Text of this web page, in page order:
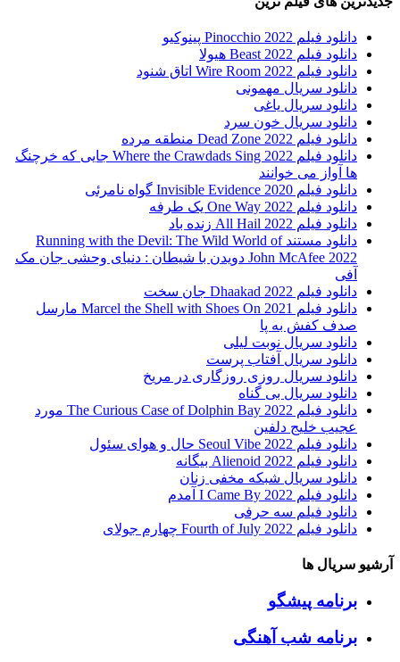
دانلود فیلم Pinocchio 2022 پینوکیو
دانلود فیلم Beast 2022 هیولا
دانلود فیلم Wire Room 2022 اتاق شنود
دانلود سریال مهمونی
دانلود سریال یاغی
دانلود سریال خون سرد
دانلود فیلم 2022 Dead Zone منطقه مرده
دانلود فیلم Where the Crawdads Sing 2022 جایی که خرچنگ
ها آواز می خوانند
دانلود فیلم 2020 Invisible Evidence گواه نامرئی
دانلود فیلم One Way 2022 یک طرفه
دانلود فیلم All Hail 2022 زنده باد
دانلود مستند Running with the Devil: The Wild World of
John McAfee 2022 دویدن با شیطان : دنیای وحشی جان مک
آفی
دانلود فیلم Dhaakad 2022 جان سخت
دانلود فیلم Marcel the Shell with Shoes On 2021 مارسل
صدف کفش به پا
دانلود سریال نوبت لیلی
دانلود سریال آفتاب پرست
دانلود سریال روزی روزگاری در مریخ
دانلود سریال بی گناه
دانلود فیلم The Curious Case of Dolphin Bay 2022 مورد
عجیب خلیج دلفین
دانلود فیلم Seoul Vibe 2022 حال و هوای سئول
دانلود فیلم Alienoid 2022 بیگانه
دانلود سریال شبکه مخفی زنان
دانلود فیلم I Came By 2022 آمدم
دانلود فیلم سه حرفی
دانلود فیلم Fourth of July 2022 چهارم جولای
آرشیو سریال ها
برنامه پیشگو
برنامه شب آهنگی